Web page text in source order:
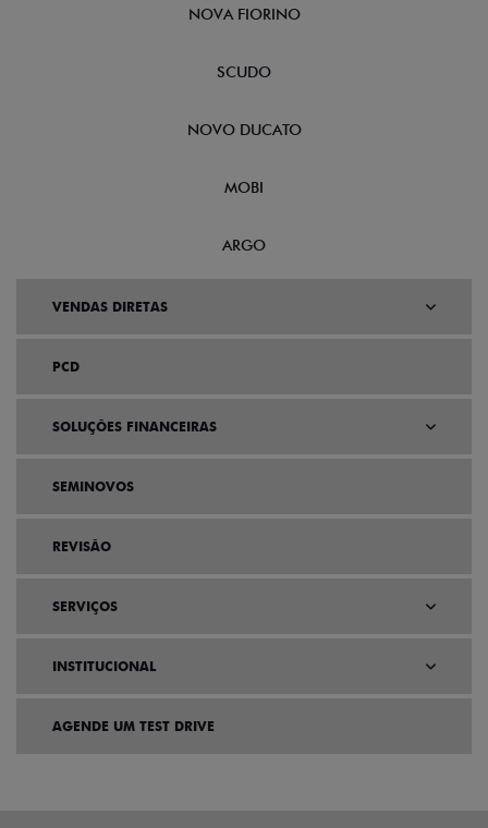
NOVA FIORINO
SCUDO
NOVO DUCATO
MOBI
ARGO
VENDAS DIRETAS
PCD
SOLUÇÕES FINANCEIRAS
SEMINOVOS
REVISÃO
SERVIÇOS
INSTITUCIONAL
AGENDE UM TEST DRIVE